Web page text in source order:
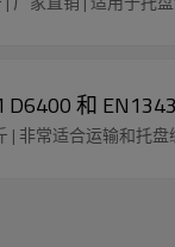
和
| 非常适合运输和托盘